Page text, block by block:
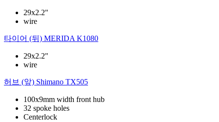
29x2.2"
wire
타이어 (뒤) MERIDA K1080
29x2.2"
wire
허브 (앞) Shimano TX505
100x9mm width front hub
32 spoke holes
Centerlock